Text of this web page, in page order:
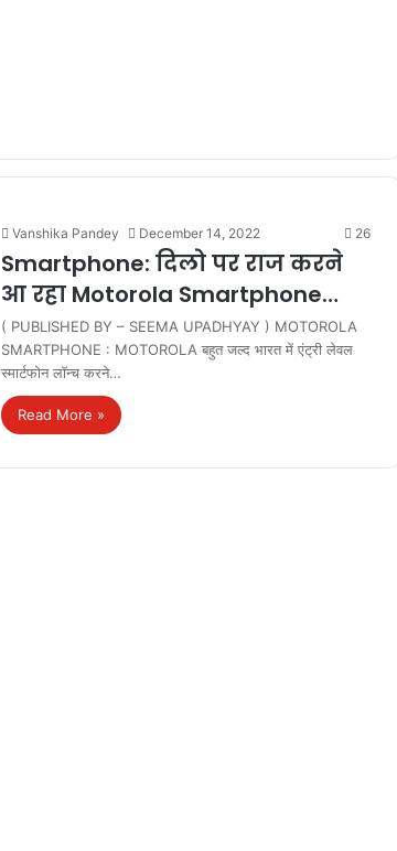
Vanshika Pandey December 14, 2022 26
Smartphone: दिलो पर राज करने
आ रहा Motorola Smartphone…
( PUBLISHED BY – SEEMA UPADHYAY ) MOTOROLA
SMARTPHONE : MOTOROLA बहुत जल्द भारत में एंट्री लेवल
स्मार्टफोन लॉन्च करने…
Read More »